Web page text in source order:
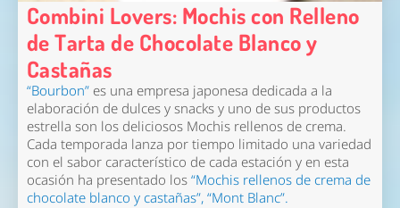
Combini Lovers: Mochis con Relleno
de Tarta de Chocolate Blanco y
Castañas
“Bourbon”es una empresa japonesa dedicada a la
elaboración de dulces y snacks y uno de sus productos
estrella son los deliciosos Mochis rellenos de crema.
Cada temporada lanza por tiempo limitado una variedad
con el sabor característico de cada estación y en esta
ocasión ha presentado los“Mochis rellenos de crema de
chocolate blanco y castañas”, “Mont Blanc”.